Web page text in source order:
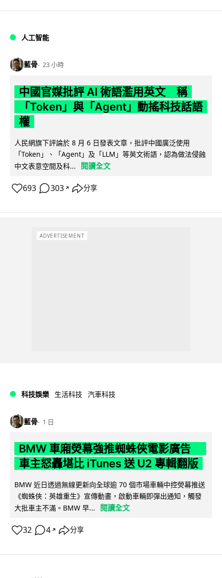
人工智能
藍骨 23 小時
中國官媒批評 AI 術語濫用英文 稱
「Token」與「Agent」動搖科技話語
權
人民網旗下評論於 8 月 6 日發表文章，批評中國廣泛使用
「Token」、「Agent」及「LLM」等英文術語，認為做法侵蝕
中文表意空間及科...
閱讀全文
693 303 ↗ 分享
ADVERTISEMENT
科技娛樂 生活科技 汽車科技
藍骨 1 日
BMW 車廂熒幕強推蜘蛛俠電影廣告
車主怒轟堪比 iTunes 送 U2 專輯翻版
BMW 近日透過無線更新向全球逾 70 個市場車輛中控熒幕推送
《蜘蛛俠：英雄重生》宣傳動畫，啟動車輛即彈出通知，觸發
大批車主不滿。BMW 早...
閱讀全文
32 4 ↗ 分享